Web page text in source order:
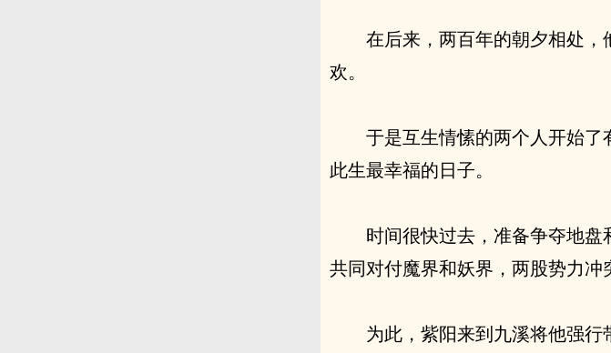
在后来，两百年的朝夕相处
欢。
于是互生情愫的两个人开始
此生最幸福的日子。
时间很快过去，准备争夺地
共同对付魔界和妖界，两股势力冲
为此，紫阳来到九溪将他强